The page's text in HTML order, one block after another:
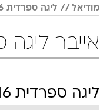
מודיאל ליגה ספרדית 2015/16
אייבר ליגה ספרדית
ליגה ספרדית 2015/16